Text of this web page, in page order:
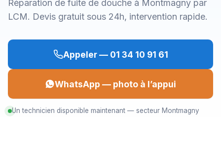
Réparation de fuite de douche à Montmagny par
LCM. Devis gratuit sous 24h, intervention rapide.
Appeler — 01 34 10 91 61
WhatsApp — photo à l’appui
Un technicien disponible maintenant — secteur Montmagny